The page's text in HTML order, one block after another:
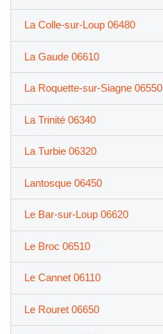
La Colle-sur-Loup 06480
La Gaude 06610
La Roquette-sur-Siagne 06550
La Trinité 06340
La Turbie 06320
Lantosque 06450
Le Bar-sur-Loup 06620
Le Broc 06510
Le Cannet 06110
Le Rouret 06650